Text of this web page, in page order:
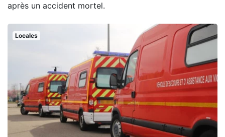
après un accident mortel.
Locales